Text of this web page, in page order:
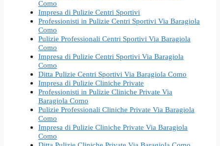
Como
Impresa di Pulizie Centri Sportivi
Professionisti in Pulizie Centri Sportivi Via Baragiola
Como
Pulizie Professionali Centri Sportivi Via Baragiola
Como
Impresa di Pulizie Centri Sportivi Via Baragiola
Como
Ditta Pulizie Centri Sportivi Via Baragiola Como
Impresa di Pulizie Cliniche Private
Professionisti in Pulizie Cliniche Private Via
Baragiola Como
Pulizie Professionali Cliniche Private Via Baragiola
Como
Impresa di Pulizie Cliniche Private Via Baragiola
Como